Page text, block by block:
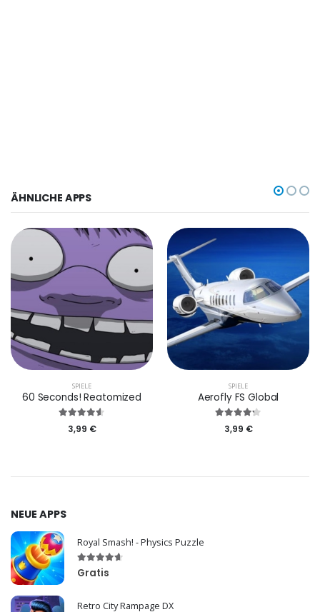
ÄHNLICHE APPS
SPIELE
60 Seconds! Reatomized
3,99 €
SPIELE
Aerofly FS Global
3,99 €
NEUE APPS
Royal Smash! - Physics Puzzle
Gratis
Retro City Rampage DX